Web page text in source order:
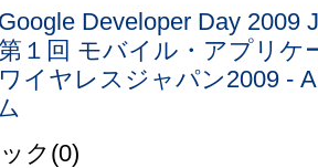
Developer Day 2009
１回 モバイル・アプリケ
イヤレスジャパン2009 -
ク(0)